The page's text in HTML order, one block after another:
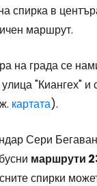
спирка в
маршрут.
на града се
"Киангех" и
картата).
Сери
маршрути
спирки